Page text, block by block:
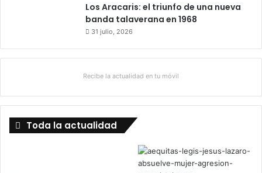
Los Aracaris: el triunfo de una nueva
banda talaverana en 1968
31 julio, 2026
Recibe la actualidad en tu móvil
Toda la actualidad